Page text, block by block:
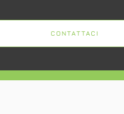
CONTATTACI